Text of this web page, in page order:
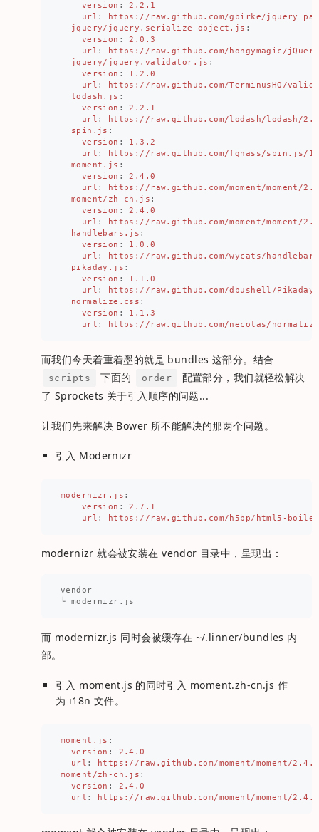
version :
2.2.1
url :
https://raw.github.com/gbirke/
jquery/jquery.serialize-object.js :
version :
2.0.3
url :
https://raw.github.com/hongymagic/
jquery/jquery.validator.js :
version :
1.2.0
url :
https://raw.github.com/TerminusHQ/
lodash.js :
version :
2.2.1
url :
https://raw.github.com/lodash/lodash/
spin.js :
version :
1.3.2
url :
https://raw.github.com/fgnass/spin.js/
moment.js :
version :
2.4.0
url :
https://raw.github.com/moment/moment/
moment/zh-ch.js :
version :
2.4.0
url :
https://raw.github.com/moment/moment/
handlebars.js :
version :
1.0.0
url :
https://raw.github.com/wycats/
pikaday.js :
version :
1.1.0
url :
https://raw.github.com/dbushell/
normalize.css :
version :
1.1.3
url : https://raw.github.com/necolas/
而我们今天着重着墨的就是 bundles 这部分。结合
scripts 下面的 order
配置部分，我们就轻松解决
了 Sprockets 关于引入顺序的问题...
让我们先来解决 Bower 所不能解决的那两个问题。
引入 Modernizr
modernizr.js :
version :
2.7.1
url : https://raw.github.com/h5bp/html5-
modernizr 就会被安装在 vendor 目录中，呈现出：
vendor
而 modernizr.js 同时会被缓存在 ~/.linner/bundles 内
部。
引入 moment.js 的同时引入 moment.zh-cn.js 作
为 i18n 文件。
moment.js :
version :
2.4.0
url :
https://raw.github.com/moment/moment/
moment/zh-ch.js :
version :
2.4.0
url : https://raw.github.com/moment/moment/